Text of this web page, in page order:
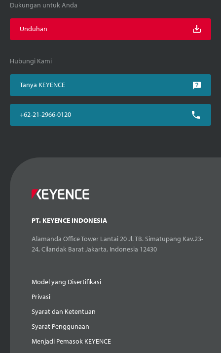
Dukungan untuk Anda
Unduhan
Hubungi Kami
Tanya KEYENCE
+62-21-2966-0120
PT. KEYENCE INDONESIA
Alamanda Office Tower Lantai 20 Jl. TB. Simatupang Kav.23-
24, Cilandak Barat Jakarta, Indonesia 12430
Model yang Disertifikasi
Privasi
Syarat dan Ketentuan
Syarat Penggunaan
Menjadi Pemasok KEYENCE